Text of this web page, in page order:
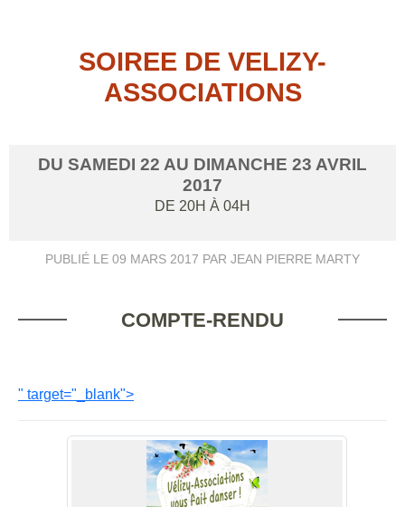
SOIREE DE VELIZY-
ASSOCIATIONS
DU SAMEDI 22 AU DIMANCHE 23 AVRIL
2017
DE 20H À 04H
PUBLIÉ LE 09 MARS 2017 PAR JEAN PIERRE MARTY
COMPTE-RENDU
" target="_blank">